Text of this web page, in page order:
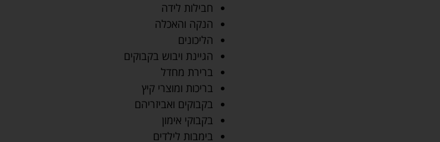
חבילות לידה
הנקה והאכלה
הליכונים
הגיינת ויבוש בקבוקים
ברירת מחדל
בריכות ומוצרי קיץ
בקבוקים ואביזריהם
בקבוקי אימון
בימבות לילדים